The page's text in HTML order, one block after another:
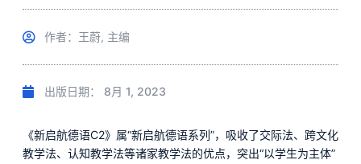
作者：王蔚, 主编
出版日期： 8月 1, 2023
《新启航德语C2》属“新启航德语系列”，吸收了交际法、跨文化
教学法、认知教学法等诸家教学法的优点，突出“以学生为主体”